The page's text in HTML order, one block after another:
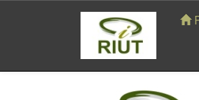
navigation